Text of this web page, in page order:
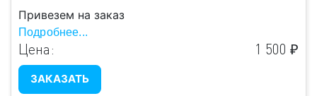
Привезем на заказ
Подробнее...
Цена: 1 500 ₽
ЗАКАЗАТЬ